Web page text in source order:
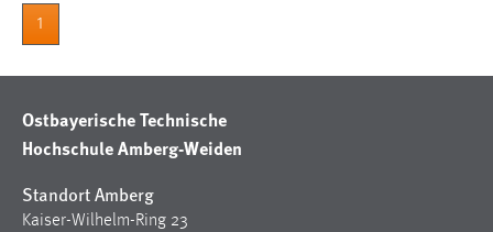
1
Ostbayerische Technische
Hochschule Amberg-Weiden
Standort Amberg
Kaiser-Wilhelm-Ring 23